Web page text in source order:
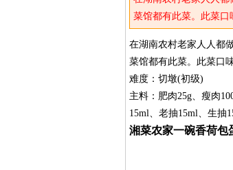
菜馆都有此菜。此菜口
在湖南农村老家人人都
菜馆都有此菜。此菜口
难度：切墩(初级)
主料：肥肉25g、瘦肉
15ml、老抽15ml、生抽
湘菜农家一碗香荷包